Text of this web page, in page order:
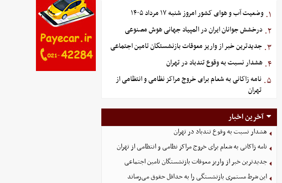
۱. وضعیت آب و هوای کشور امروز شنبه ۱۷ مرداد ۱۴۰۵
۲. درخشش جوانان ایران در المپیاد جهانی هوش مصنوعی
۳. جدیدترین خبر از واریز معوقات بازنشستگان تامین اجتماعی
۴. هشدار نسبت به وقوع تندباد در تهران
۵. نامه زاکانی به شعام برای خروج مراکز نظامی و انتظامی از
تهران
آخرین اخبار
هشدار نسبت به وقوع تندباد در تهران
نامه زاکانی به شعام برای خروج مراکز نظامی و انتظامی از تهران
جدیدترین خبر از واریز معوقات بازنشستگان تامین اجتماعی
این شرط مستمری بازنشستگی را به حداقل حقوق می‌رساند